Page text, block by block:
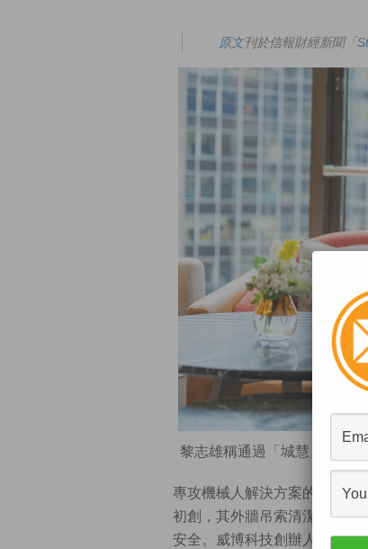
原文刊於信報財經新聞「
黎志雄稱通過「城慧」計劃
專攻機械人解決方案的 威博科
初創，其外牆吊索清潔機械人
安全。威博科技創辦人及技術